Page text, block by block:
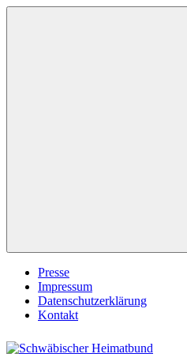
Zum
Presse
Impressum
Datenschutzerklärung
Kontakt